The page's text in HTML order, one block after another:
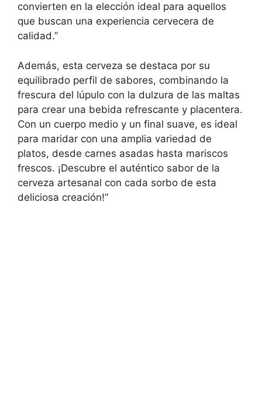
convierten en la elección ideal para aquellos
que buscan una experiencia cervecera de
calidad.”
Además, esta cerveza se destaca por su
equilibrado perfil de sabores, combinando la
frescura del lúpulo con la dulzura de las maltas
para crear una bebida refrescante y placentera.
Con un cuerpo medio y un final suave, es ideal
para maridar con una amplia variedad de
platos, desde carnes asadas hasta mariscos
frescos. ¡Descubre el auténtico sabor de la
cerveza artesanal con cada sorbo de esta
deliciosa creación!”